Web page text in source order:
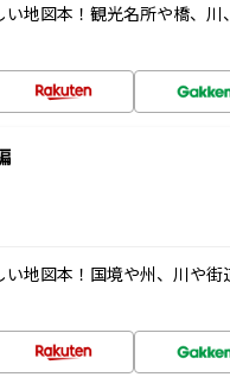
地図本！観光名所や橋、
地図本！国境や州、川や